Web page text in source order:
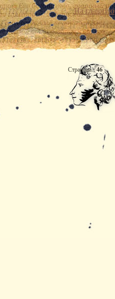
На главную
Страница: 46